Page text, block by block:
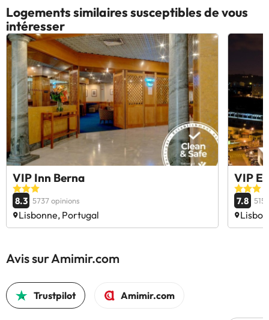
Logements similaires susceptibles de vous
intéresser
VIP Inn Berna
8.3 5737 opinions
Lisbonne, Portugal
VIP
7.8
Avis sur Amimir.com
Trustpilot Amimir.com